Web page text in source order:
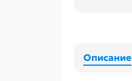
Описание